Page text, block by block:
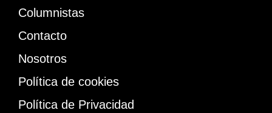
Columnistas
Contacto
Nosotros
Política de cookies
Política de Privacidad